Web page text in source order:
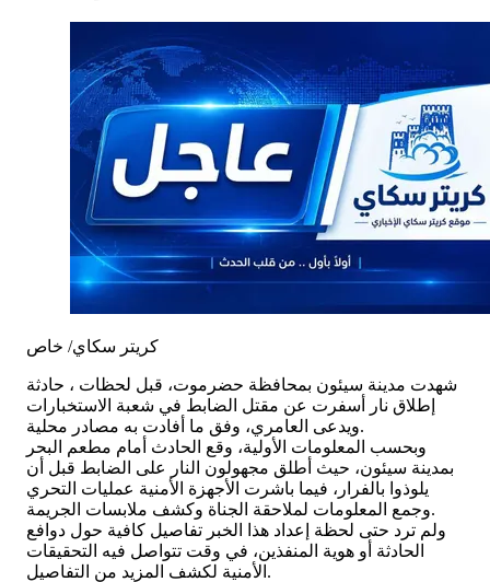
كريتر سكاي/ خاص
شهدت مدينة سيئون بمحافظة حضرموت، قبل لحظات ، حادثة
إطلاق نار أسفرت عن مقتل الضابط في شعبة الاستخبارات
ويدعى العامري، وفق ما أفادت به مصادر محلية.
وبحسب المعلومات الأولية، وقع الحادث أمام مطعم البحر
بمدينة سيئون، حيث أطلق مجهولون النار على الضابط قبل أن
يلوذوا بالفرار، فيما باشرت الأجهزة الأمنية عمليات التحري
وجمع المعلومات لملاحقة الجناة وكشف ملابسات الجريمة.
ولم ترد حتى لحظة إعداد هذا الخبر تفاصيل كافية حول دوافع
الحادثة أو هوية المنفذين، في وقت تتواصل فيه التحقيقات
الأمنية لكشف المزيد من التفاصيل.